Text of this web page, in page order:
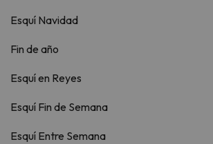
Esquí Navidad
Fin de año
Esquí en Reyes
Esquí Fin de Semana
Esquí Entre Semana